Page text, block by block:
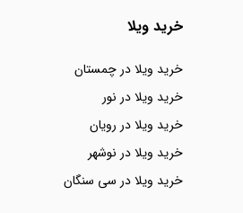
خرید ویلا
خرید ویلا در چمستان
خرید ویلا در نور
خرید ویلا در رویان
خرید ویلا در نوشهر
خرید ویلا در سی سنگان